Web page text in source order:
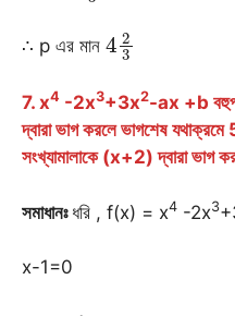
∴ p এর মান
4 2
7. x4 -2x3+3x2-ax +b
দ্বারা ভাগ করলে ভাগশেষ
সংখ্যামালাকে (x+2) দ্বারা ভাগ
সমাধানঃ ধরি , f(x) = x4 -2x3
x-1=0